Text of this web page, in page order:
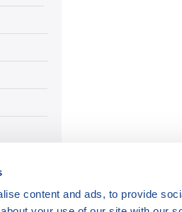
content and ads, to provide